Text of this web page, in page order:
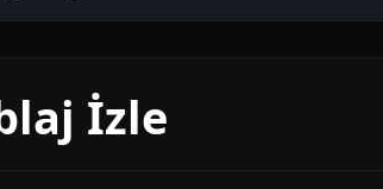
İzle